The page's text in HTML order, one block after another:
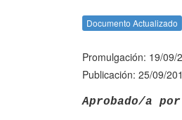
Documento Actualizado
Promulgación: 19/09/
Publicación: 25/09/
Aprobado/a